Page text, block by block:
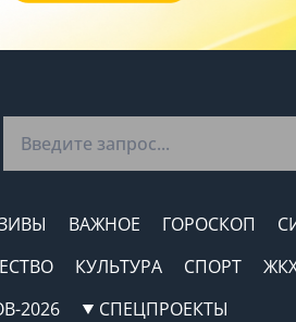
ВАЖНОЕ ГОРОСКОП
КУЛЬТУРА СПОРТ
2026
СПЕЦПРОЕКТЫ